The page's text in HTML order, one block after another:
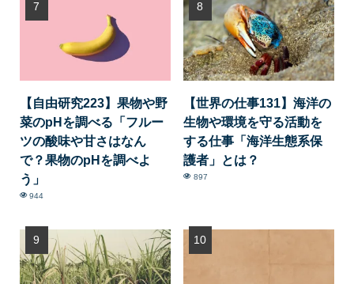
【自由研究223】果物や野
菜のpHを調べる「フルー
ツの酸味や甘さはなん
で？果物のpHを調べよ
う」
944
【世界の仕事131】海洋の
生物や環境を守る活動を
する仕事「海洋生態系保
護者」とは？
897